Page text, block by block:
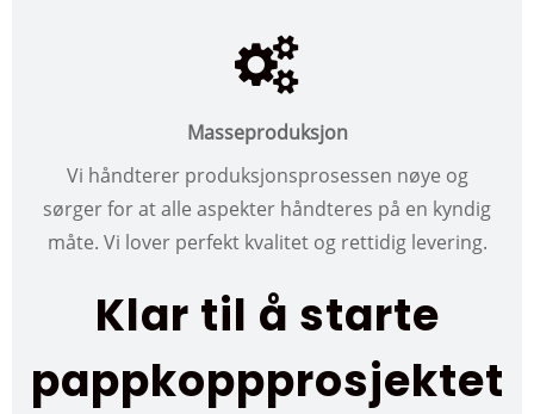
Masseproduksjon
Vi håndterer produksjonsprosessen nøye og
sørger for at alle aspekter håndteres på en kyndig
måte. Vi lover perfekt kvalitet og rettidig levering.
Klar til å starte
pappkoppprosjektet